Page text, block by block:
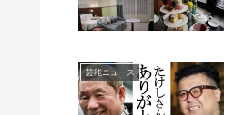
芸能ニュース